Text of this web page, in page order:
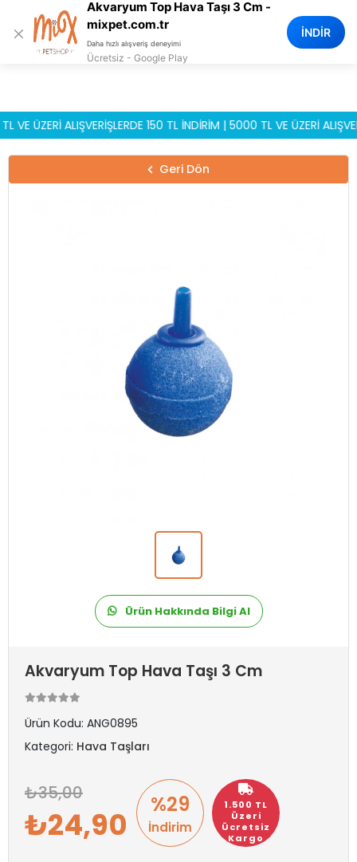
ÜZERİ ALIŞVERİŞLERDE 150 TL İNDİRİM | 5000 TL VE ÜZERİ
0
Geri Dön
Ürün Hakkında Bilgi Al
Akvaryum Top Hava Taşı 3 Cm
Ürün Kodu: ANG0895
Kategori: Hava Taşları
1.500 TL
Üzeri
Ücretsiz
Kargo
%29
İndirim
35,00
24,90
×
Akvaryum Top Hava Taşı 3 Cm -
mixpet.com.tr
Daha hızlı alışveriş deneyimi
Ücretsiz - Google Play
İNDİR